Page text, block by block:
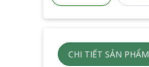
CHI TIẾT SẢN PHẨM